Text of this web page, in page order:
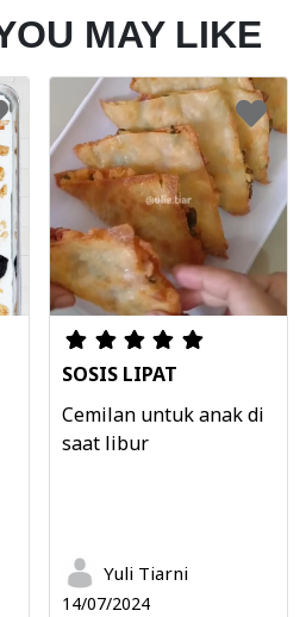
MAY LIKE
SOSIS LIPAT
Cemilan untuk anak di
saat libur
Yuli Tiarni
14/07/2024